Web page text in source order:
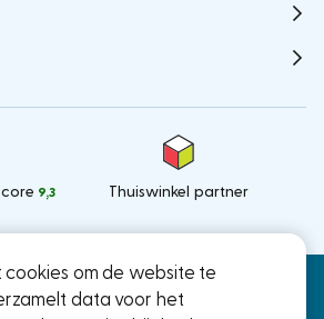
cookies om de website te
data voor het
9,3 Thuiswinkel partner